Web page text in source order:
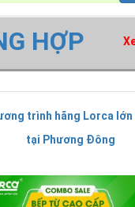
HỢP
trình hãng Lorca lớn
tại Phương Đông